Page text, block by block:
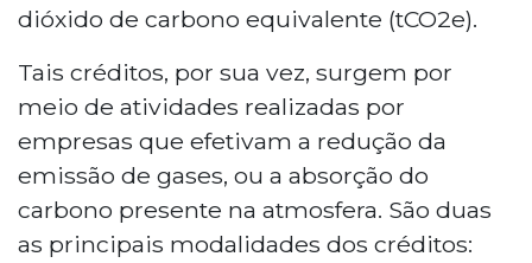
dióxido de carbono equivalente (tCO2e).
Tais créditos, por sua vez, surgem por
meio de atividades realizadas por
empresas que efetivam a redução da
emissão de gases, ou a absorção do
carbono presente na atmosfera. São duas
as principais modalidades dos créditos: